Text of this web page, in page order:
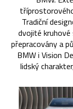
Tradiční
dvojité
přepracovány a
BMW i Vision
lidský